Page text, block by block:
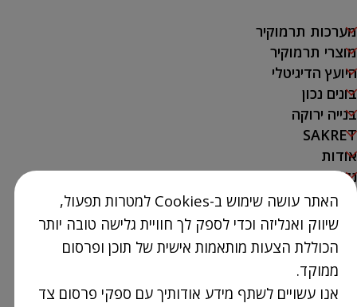
מערכות תרמוקיר
מוצרי תרמוקיר
היועץ הדיגיטלי
בונים נכון
בנייה ירוקה
SAKRET
אודות
נק' מכירה
צור קשר
03-9386300
info@Termokir.co.il
קיבוץ חורשים
האתר עושה שימוש ב-Cookies למטרות תפעול,
שיווק ואנליזה וכדי לספק לך חוויית גלישה טובה יותר
הכוללת הצעות מותאמות אישית של תוכן ופרסום
ממוקד.
אנו עשויים לשתף מידע אודותיך עם ספקי פרסום צד